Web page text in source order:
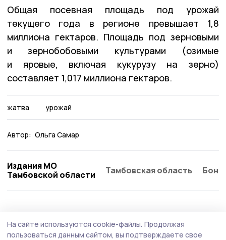
Общая посевная площадь под урожай
текущего года в регионе превышает 1,8
миллиона гектаров. Площадь под зерновыми
и зернобобовыми культурами (озимые
и яровые, включая кукурузу на зерно)
составляет 1,017 миллиона гектаров.
жатва урожай
Автор: Ольга Самар
Издания МО
Тамбовской области
Тамбовская область
На сайте используются cookie-файлы. Продолжая
пользоваться данным сайтом, вы подтверждаете свое